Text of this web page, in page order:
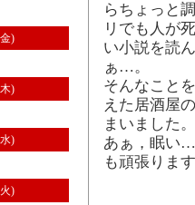
)
)
)
)
らちょっと
リでも人が
い小説を読
ぁ…。
そんなこと
えた居酒屋
まいました
あぁ，眠い
も頑張りま